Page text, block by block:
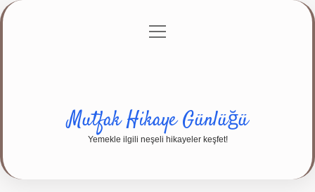
Gizlilik Politikası
menüyü
Mutfak Hikaye Günlüğü
Yemekle ilgili neşeli hikayeler keşfet!